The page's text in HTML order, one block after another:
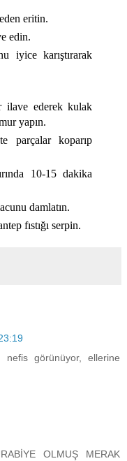
eritin.
edin.
iyice karıştırarak
ilave ederek kulak
yapın.
parçalar koparıp
10-15 dakika
damlatın.
fıstığı serpin.
nefis görünüyor, ellerine
OLMUŞ MERAK